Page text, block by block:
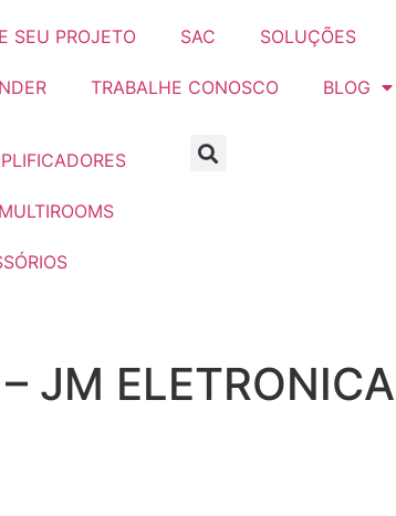
SEU PROJETO SAC SOLUÇÕES
TRABALHE CONOSCO BLOG
MULTIROOMS
JM ELETRONICA